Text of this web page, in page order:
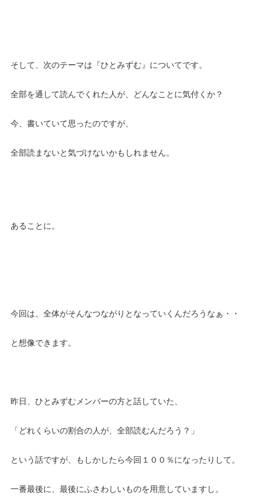
そして、次のテーマは『ひとみずむ』についてです。
全部を通して読んでくれた人が、どんなことに気付くか？
今、書いていて思ったのですが、
全部読まないと気づけないかもしれません。
あることに。
今回は、全体がそんなつながりとなっていくんだろうなぁ・・
と想像できます。
昨日、ひとみずむメンバーの方と話していた、
「どれくらいの割合の人が、全部読むんだろう？」
という話ですが、もしかしたら今回１００％になったりして。
一番最後に、最後にふさわしいものを用意していますし。